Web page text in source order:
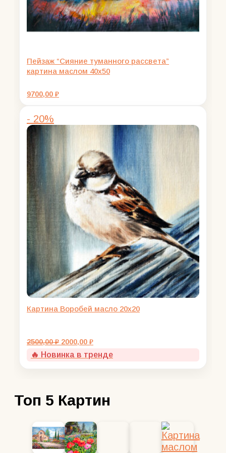
Пейзаж “Сияние туманного рассвета”
картина маслом 40х50
9700,00 ₽
- 20%
Картина Воробей масло 20х20
2500,00₽ Первоначальная
составляла
2000,00 ₽Текущая
2000,00 ₽.
🔥 Новинка в тренде
Топ 5 Картин